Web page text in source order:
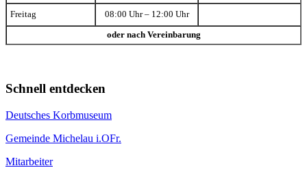
Freitag 08:00 Uhr – 12:00 Uhr
oder nach Vereinbarung
Schnell entdecken
Deutsches Korbmuseum
Gemeinde Michelau i.OFr.
Mitarbeiter